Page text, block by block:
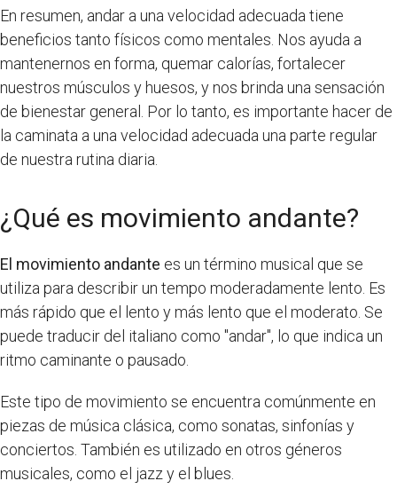
En resumen, andar a una velocidad adecuada tiene
beneficios tanto físicos como mentales. Nos ayuda a
mantenernos en forma, quemar calorías, fortalecer
nuestros músculos y huesos, y nos brinda una sensación
de bienestar general. Por lo tanto, es importante hacer de
la caminata a una velocidad adecuada una parte regular
de nuestra rutina diaria.
¿Qué es movimiento andante?
El movimiento andante es un término musical que se
utiliza para describir un tempo moderadamente lento. Es
más rápido que el lento y más lento que el moderato. Se
puede traducir del italiano como "andar", lo que indica un
ritmo caminante o pausado.
Este tipo de movimiento se encuentra comúnmente en
piezas de música clásica, como sonatas, sinfonías y
conciertos. También es utilizado en otros géneros
musicales, como el jazz y el blues.